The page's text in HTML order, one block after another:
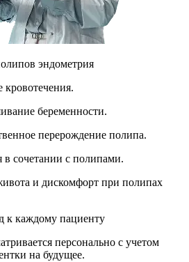
эндометрия
беременности.
перерождение полипа.
в сочетании с полипами.
и дискомфорт при полипах
к каждому пациенту
персонально с учетом
на будущее.